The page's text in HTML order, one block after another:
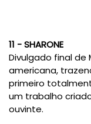
11 - SHARONE
Divulgado final de
americana,
primeiro
um trabalho
ouvinte.